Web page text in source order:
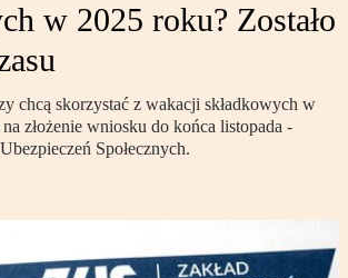
w 2025 roku? Zostało
chcą skorzystać z wakacji składkowych w
złożenie wniosku do końca listopada -
Społecznych.